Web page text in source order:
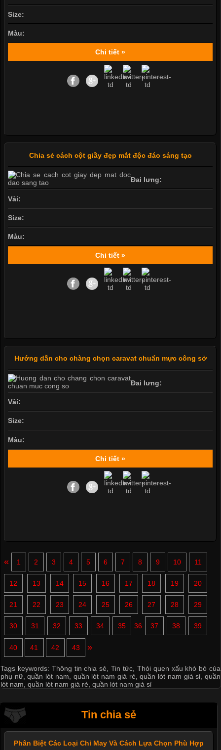
Size:
Màu:
Chi tiết »
Chia sẻ cách cột giầy đẹp mắt độc đáo sáng tạo
Đai lưng:
Vải:
Size:
Màu:
Chi tiết »
Hướng dẫn cho chàng chọn caravat chuẩn mực công sở
Đai lưng:
Vải:
Size:
Màu:
Chi tiết »
« 1 2 3 4 5 6 7 8 9 10 11
12 13 14 15 16 17 18 19 20
21 22 23 24 25 26 27 28 29
30 31 32 33 34 35 36 37 38 39
40 41 42 43 »
Tags keywords: Thông tin chia sẻ ,Tin tức, Thói quen xấu khó bỏ của
phụ nữ,quần lót nam quần lót nam giá rẻ ,quần lót nam giá sỉ ,quần
lót nam quần lót nam giá rẻ quần lót nam giá sỉ
Tin chia sẻ
Phân Biệt Các Loại Chỉ May Và Cách Lựa Chọn Phù Hợp